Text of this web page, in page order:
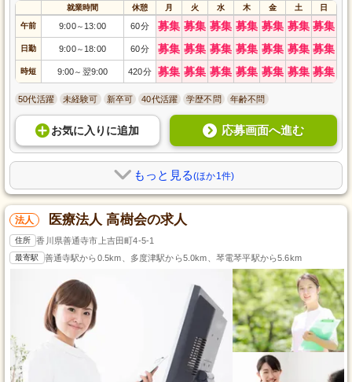
就業時間 休憩 月 火 水 木 金 土 日
午前 9:00～ 13:00 60分 募集 募集 募集 募集 募集 募集 募集
日勤 9:00～ 18:00 60分 募集 募集 募集 募集 募集 募集 募集
時短 9:00～ 翌9:00 420分 募集 募集 募集 募集 募集 募集 募集
50代活躍 未経験可 新卒可 40代活躍 学歴不問 年齢不問
お気に入り に追加 応募画面へ進む
もっと見る(ほか1件)
法人 医療法人 高樹会の求人
住所 香川県善通寺市上吉田町4-5-1
最寄駅 善通寺駅から0.5km、多度津駅から5.0km、琴電琴平駅から5.6km